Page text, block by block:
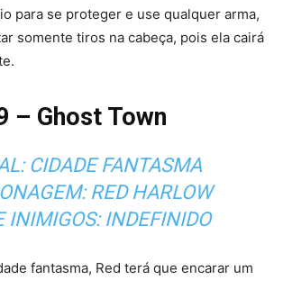
para se proteger e use qualquer arma,
somente tiros na cabeça, pois ela cairá
– Ghost Town
CIDADE FANTASMA
RED HARLOW
INIMIGOS: INDEFINIDO
fantasma, Red terá que encarar um